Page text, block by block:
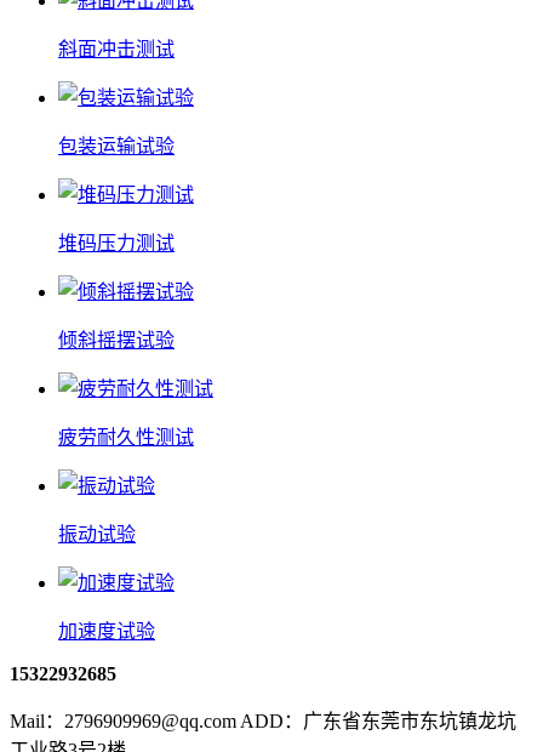
斜面冲击测试
包装运输试验
堆码压力测试
倾斜摇摆试验
疲劳耐久性测试
振动试验
加速度试验
15322932685
Mail：2796909969@qq.com ADD：广东省东莞市东坑镇龙坑